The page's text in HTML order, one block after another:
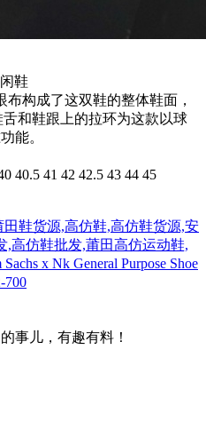
鞋
构成了这双鞋的整体鞋面，
舌和鞋跟上的拉环为这款以球
能。
40.5 41 42 42.5 43 44 45
田鞋货源,高仿鞋,高仿鞋货源,安
,高仿鞋批发,莆田高仿运动鞋,
Sachs x Nk General Purpose Shoe
700
事儿，有趣有料！